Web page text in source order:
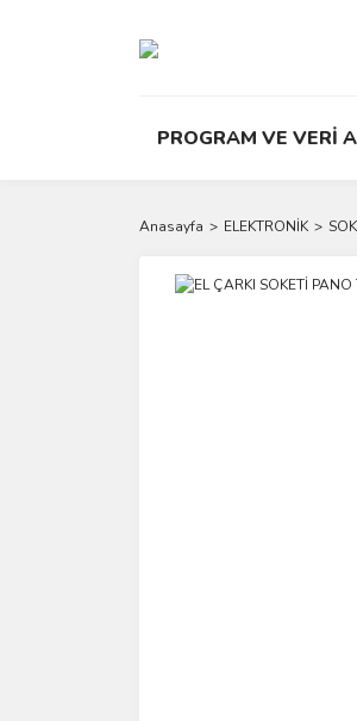
PROGRAM VE VERİ
Anasayfa ELEKTRONİK